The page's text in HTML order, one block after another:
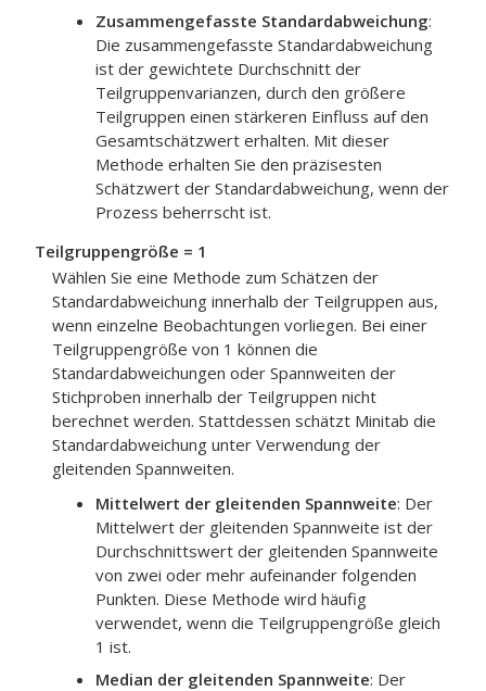
Zusammengefasste Standardabweichung:
Die zusammengefasste Standardabweichung
ist der gewichtete Durchschnitt der
Teilgruppenvarianzen, durch den größere
Teilgruppen einen stärkeren Einfluss auf den
Gesamtschätzwert erhalten. Mit dieser
Methode erhalten Sie den präzisesten
Schätzwert der Standardabweichung, wenn der
Prozess beherrscht ist.
Teilgruppengröße = 1
Wählen Sie eine Methode zum Schätzen der
Standardabweichung innerhalb der Teilgruppen aus,
wenn einzelne Beobachtungen vorliegen. Bei einer
Teilgruppengröße von 1 können die
Standardabweichungen oder Spannweiten der
Stichproben innerhalb der Teilgruppen nicht
berechnet werden. Stattdessen schätzt Minitab die
Standardabweichung unter Verwendung der
gleitenden Spannweiten.
Mittelwert der gleitenden Spannweite: Der
Mittelwert der gleitenden Spannweite ist der
Durchschnittswert der gleitenden Spannweite
von zwei oder mehr aufeinander folgenden
Punkten. Diese Methode wird häufig
verwendet, wenn die Teilgruppengröße gleich
1 ist.
Median der gleitenden Spannweite: Der